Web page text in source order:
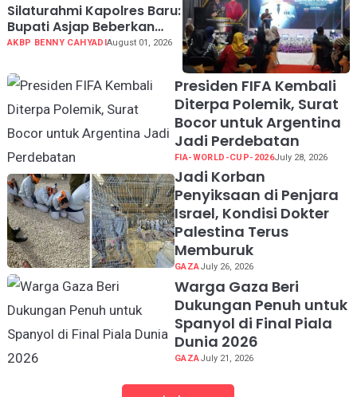
Silaturahmi Kapolres Baru:
Bupati Asjap Beberkan
Kondisi Geografis dan
Sukabumi
AKBP BENNY CAHYADIAugust 01, 2026
Presiden FIFA Kembali
Diterpa Polemik, Surat
Bocor untuk Argentina
Jadi Perdebatan
FIA-WORLD-CUP-2026July 28, 2026
Jadi Korban
Penyiksaan di Penjara
Israel, Kondisi Dokter
Palestina Terus
Memburuk
GAZAJuly 26, 2026
Warga Gaza Beri
Dukungan Penuh untuk
Spanyol di Final Piala
Dunia 2026
GAZAJuly 21, 2026